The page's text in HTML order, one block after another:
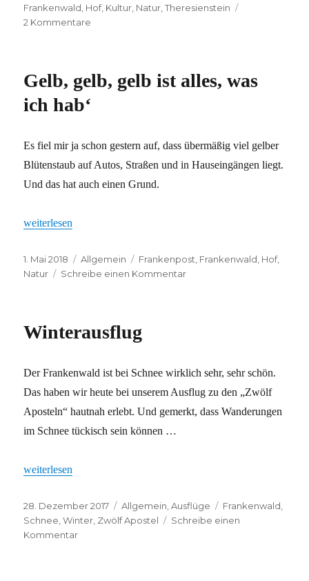
am
Frankenwald Hof, Kultur Natur ,Theresienstein
2 Kommentare
Gelb, gelb, gelb ist alles, was
ich hab‘
Es fiel mir ja schon gestern auf, dass übermäßig viel gelber
Blütenstaub auf Autos, Straßen und in Hauseingängen liegt.
Und das hat auch einen Grund.
„Gelb, gelb, gelb ist alles, was ich hab‘“
weiterlesen
Veröffentlicht
am
1. Mai 2018 Kategorien
Allgemein Schlagwörter
Frankenpost Frankenwald Hof,
Natur
Schreibe einen Kommentarzu
ich
hab‘
Winterausflug
Der Frankenwald ist bei Schnee wirklich sehr, sehr schön.
Das haben wir heute bei unserem Ausflug zu den „Zwölf
Aposteln“ hautnah erlebt. Und gemerkt, dass Wanderungen
im Schnee tückisch sein können …
„Winterausflug“
weiterlesen
Veröffentlicht
am
28. Dezember 2017 Kategorien
Allgemein ,Ausflüge Schlagwörter
Frankenwald
Schnee ,Winter Zwölf Apostel
Schreibe einen
Kommentarzu